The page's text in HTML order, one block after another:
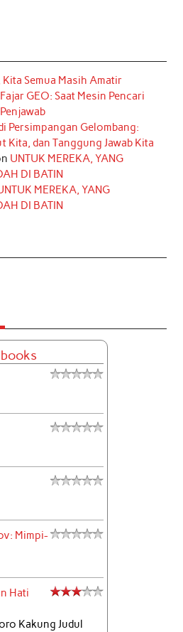
Kita Semua Masih Amatir
GEO: Saat Mesin Pencari
Persimpangan Gelombang:
dan Tanggung Jawab Kita
UNTUK MEREKA, YANG
DI BATIN
MEREKA, YANG
DI BATIN
Mimpi-
Hati
Kakung Judul